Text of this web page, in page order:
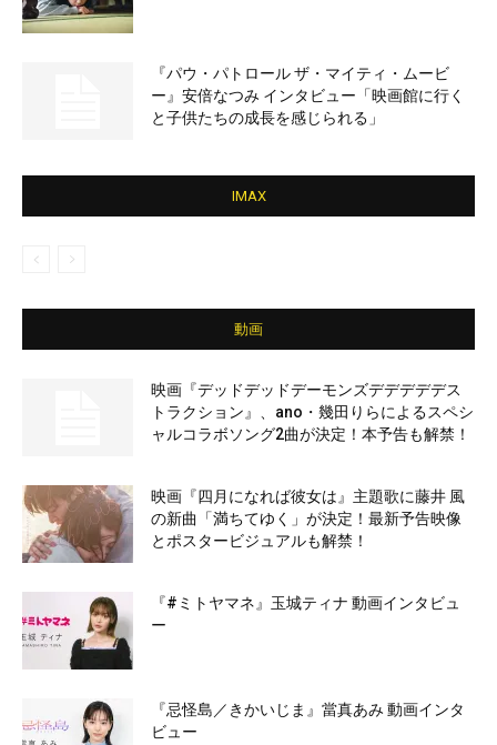
『パウ・パトロール ザ・マイティ・ムービ
ー』安倍なつみ インタビュー「映画館に行く
と子供たちの成長を感じられる」
IMAX
動画
映画『デッドデッドデーモンズデデデデデス
トラクション』、ano・幾田りらによるスペシ
ャルコラボソング2曲が決定！本予告も解禁！
映画『四月になれば彼女は』主題歌に藤井 風
の新曲「満ちてゆく」が決定！最新予告映像
とポスタービジュアルも解禁！
『#ミトヤマネ』玉城ティナ 動画インタビュ
ー
『忌怪島／きかいじま』當真あみ 動画インタ
ビュー